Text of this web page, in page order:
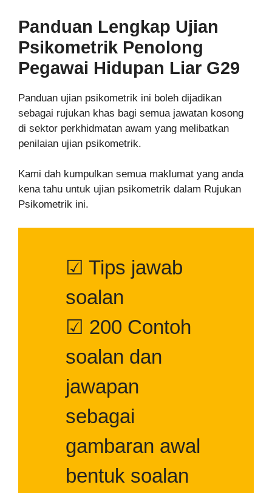
Panduan Lengkap Ujian
Psikometrik Penolong
Pegawai Hidupan Liar G29
Panduan ujian psikometrik ini boleh dijadikan
sebagai rujukan khas bagi semua jawatan kosong
di sektor perkhidmatan awam yang melibatkan
penilaian ujian psikometrik.
Kami dah kumpulkan semua maklumat yang anda
kena tahu untuk ujian psikometrik dalam Rujukan
Psikometrik ini.
☑ Tips jawab
soalan
☑ 200 Contoh
soalan dan
jawapan
sebagai
gambaran awal
bentuk soalan